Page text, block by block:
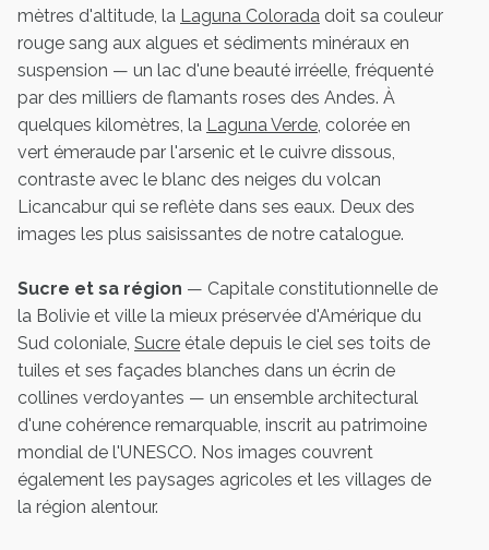
mètres d'altitude, la Laguna Colorada doit sa couleur
rouge sang aux algues et sédiments minéraux en
suspension — un lac d'une beauté irréelle, fréquenté
par des milliers de flamants roses des Andes. À
quelques kilomètres, la Laguna Verde, colorée en
vert émeraude par l'arsenic et le cuivre dissous,
contraste avec le blanc des neiges du volcan
Licancabur qui se reflète dans ses eaux. Deux des
images les plus saisissantes de notre catalogue.
Sucre et sa région — Capitale constitutionnelle de
la Bolivie et ville la mieux préservée d'Amérique du
Sud coloniale, Sucre étale depuis le ciel ses toits de
tuiles et ses façades blanches dans un écrin de
collines verdoyantes — un ensemble architectural
d'une cohérence remarquable, inscrit au patrimoine
mondial de l'UNESCO. Nos images couvrent
également les paysages agricoles et les villages de
la région alentour.